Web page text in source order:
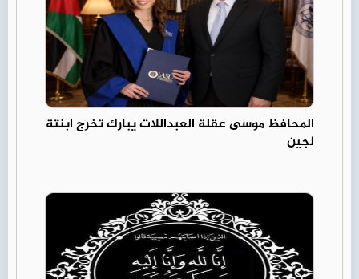
المحافظ موسى عقلة العبداللات يبارك تخرج ابنتة
لجين